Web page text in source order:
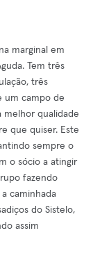
marginal em
Tem três
três
um campo de
melhor qualidade
que quiser. Este
sempre o
o sócio a atingir
fazendo
caminhada
do Sistelo,
assim